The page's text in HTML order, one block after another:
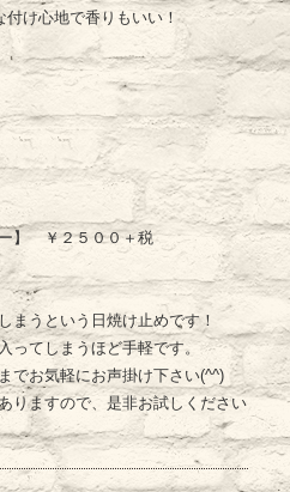
付け心地で香りもいい！
】 ￥２５００＋税
まうという日焼け止めです！
ってしまうほど手軽です。
でお気軽にお声掛け下さい(^^)
りますので、是非お試しください